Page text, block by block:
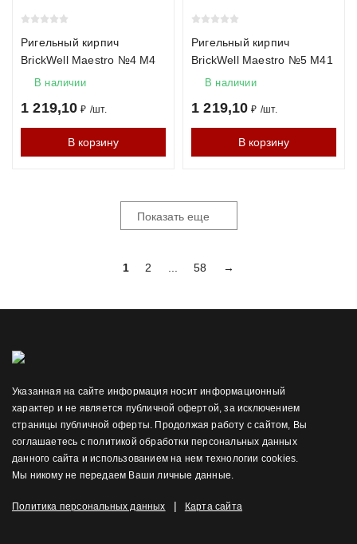
Ригельный кирпич
BrickWell Maestro №4 М4
В наличии
1 219,10 ₽ /шт.
В корзину
Ригельный кирпич
BrickWell Maestro №5 М41
В наличии
1 219,10 ₽ /шт.
В корзину
Показать еще
1 2 58 →
Указанная на сайте информация носит информационный
характер и не является публичной офертой, за исключением
страницы публичной оферты. Продолжая работу с сайтом, Вы
соглашаетесь с политикой обработки персональных данных
данного сайта и использованием на нем технологии cookies.
Мы никому не передаем Ваши личные данные.
Политика персональных данных | Карта сайта